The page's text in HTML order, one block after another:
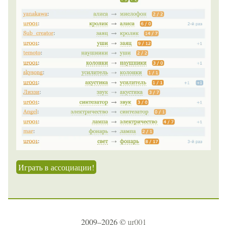
Играть в ассоциации!
2009–2026 ©ur001